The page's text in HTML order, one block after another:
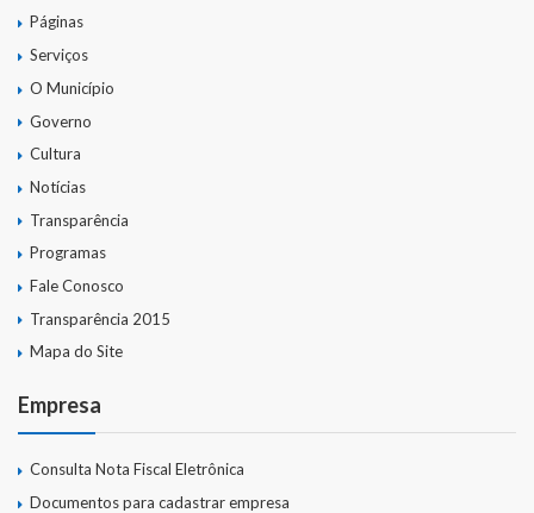
Páginas
Serviços
O Município
Governo
Cultura
Notícias
Transparência
Programas
Fale Conosco
Transparência 2015
Mapa do Site
Empresa
Consulta Nota Fiscal Eletrônica
Documentos para cadastrar empresa